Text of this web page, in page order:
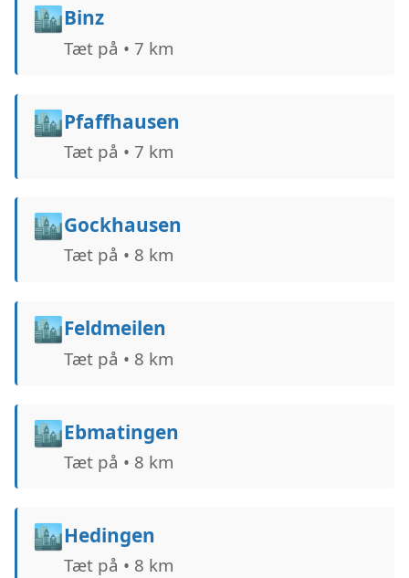
🏙️Binz
Tæt på • 7 km
🏙️Pfaffhausen
Tæt på • 7 km
🏙️Gockhausen
Tæt på • 8 km
🏙️Feldmeilen
Tæt på • 8 km
🏙️Ebmatingen
Tæt på • 8 km
🏙️Hedingen
Tæt på • 8 km